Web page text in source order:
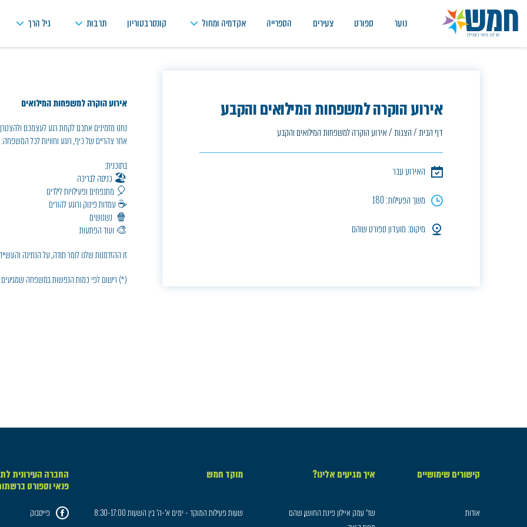
נוער ספורט צעירים הספרייה אקדמיה ומחול קונסרבטוריון תרבות גיל הרך
אירוע הוקרה למשפחות המילואים והקבע
דף הבית/הצגות/אירוע הוקרה למשפחות המילואים והקבע
האירוע עבר
משך הפעילות: 180
מיקום: מועדון ספורט שוהם
אירוע הוקרה למשפחות המילואים
נחנו מזמינים אתכם לקחת רגע לעצמכם
אחר צהריים של כיף, רוגע וחוויות לכל המשפחה:
בתוכנית:
🏖️ כניסה לבריכה
🎈 מתנפחים ופעילויות לילדים
☕ עמדות פינוק ורוגע להורים
🍿 נשנושים
🎨 ועוד הפתעות
זו ההזדמנות שלנו לומר תודה, על הנתינה
(*) רישום לפי כמות הנפשות במשפחה שמגיעים
קישורים שימושיים
אודות
איך מגיעים אלינו?
שד׳ עמק איילון פינת החושן, שהם
מוקד חמש
שעות פעילות המוקד - ימים א'-ה' בין השעות 8:30-17:00
החברה העירונית
פנאי וספורט
פייסבוק